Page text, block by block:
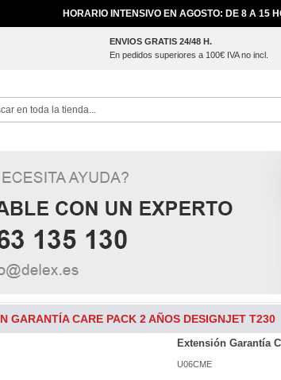
HORARIO INTENSIVO EN AGOSTO: DE 8 A 15
ENVIOS GRATIS 24/48 H.
En pedidos superiores a 100€ IVA no incl.
GARANTÍA CARE PACK 2 AÑOS DESIGNJET T230
Extensión Garantía
U06CME